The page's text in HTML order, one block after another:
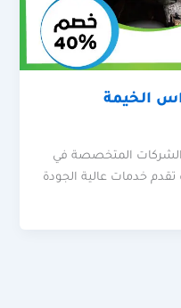
الخيمة
الشركات المتخصصة في
خدمات عالية الجودة